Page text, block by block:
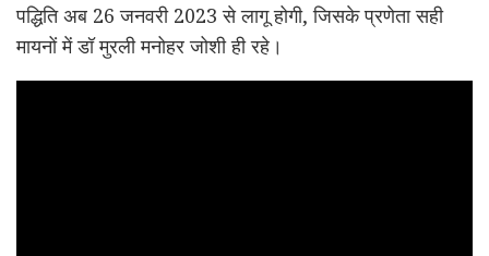
पद्धिति अब 26 जनवरी 2023 से लागू होगी, जिसके प्रणेता सही
मायनों में डॉ मुरली मनोहर जोशी ही रहे।